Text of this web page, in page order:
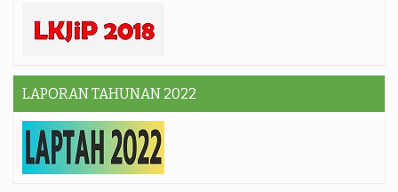
LAPORAN TAHUNAN 2022